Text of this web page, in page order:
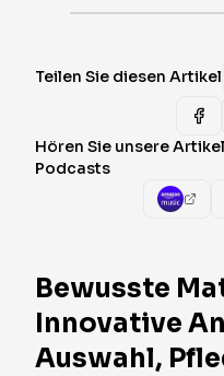
Teilen Sie diesen Artikel
Hören Sie unsere
Podcasts
Bewusste
Innovative
Auswahl,